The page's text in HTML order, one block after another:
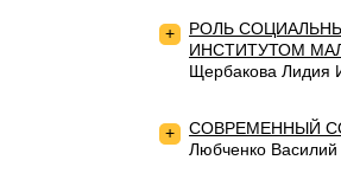
+
РОЛЬ
ИНСТИТУТОМ
Щербакова Лидия
+ СОВРЕМЕННЫЙ
Любченко Василий